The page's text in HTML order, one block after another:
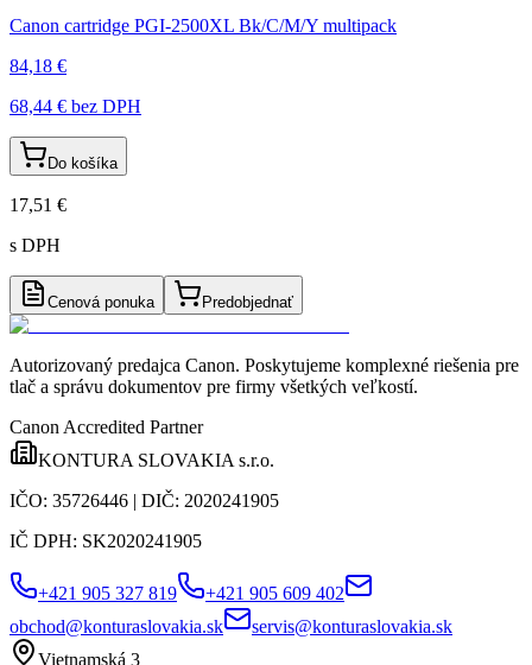
Canon cartridge PGI-2500XL Bk/C/M/Y multipack
84,18 €
68,44 € bez DPH
Do košíka
17,51 €
s DPH
Cenová ponuka Predobjednať
Autorizovaný predajca Canon. Poskytujeme komplexné riešenia pre
tlač a správu dokumentov pre firmy všetkých veľkostí.
Canon Accredited Partner
KONTURA SLOVAKIA s.r.o.
IČO: 35726446 | DIČ: 2020241905
IČ DPH: SK2020241905
+421 905 327 819
+421 905 609 402
obchod@konturaslovakia.sk
servis@konturaslovakia.sk
Vietnamská 3